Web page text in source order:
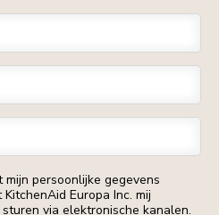
persoonlijke gegevens
Europa Inc. mij
via elektronische kanalen.